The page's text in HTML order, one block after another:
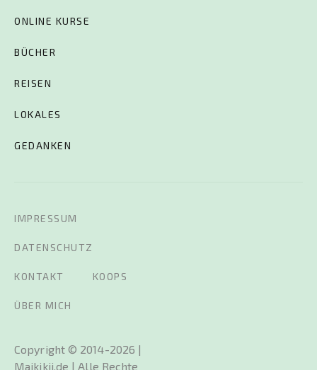
ONLINE KURSE
BÜCHER
REISEN
LOKALES
GEDANKEN
Copyright © 2014-2026 |
Maikikii.de | Alle Rechte
IMPRESSUM
DATENSCHUTZ
KONTAKT KOOPS
ÜBER MICH